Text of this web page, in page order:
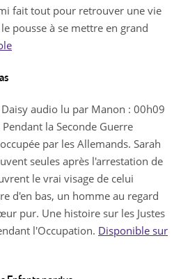
fait tout pour retrouver une vie
pousse à se mettre en grand
Daisy audio lu par Manon : 00h09
la Seconde Guerre
par les Allemands. Sarah
seules après l'arrestation de
le vrai visage de celui
d'en bas, un homme au regard
pur. Une histoire sur les Justes
l'Occupation. Disponible sur